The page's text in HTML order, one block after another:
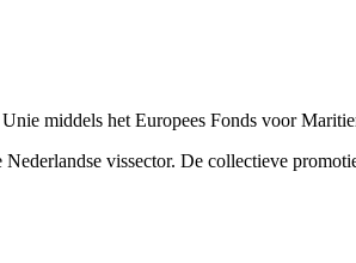
middels het Europees Fonds voor
vissector. De collectieve